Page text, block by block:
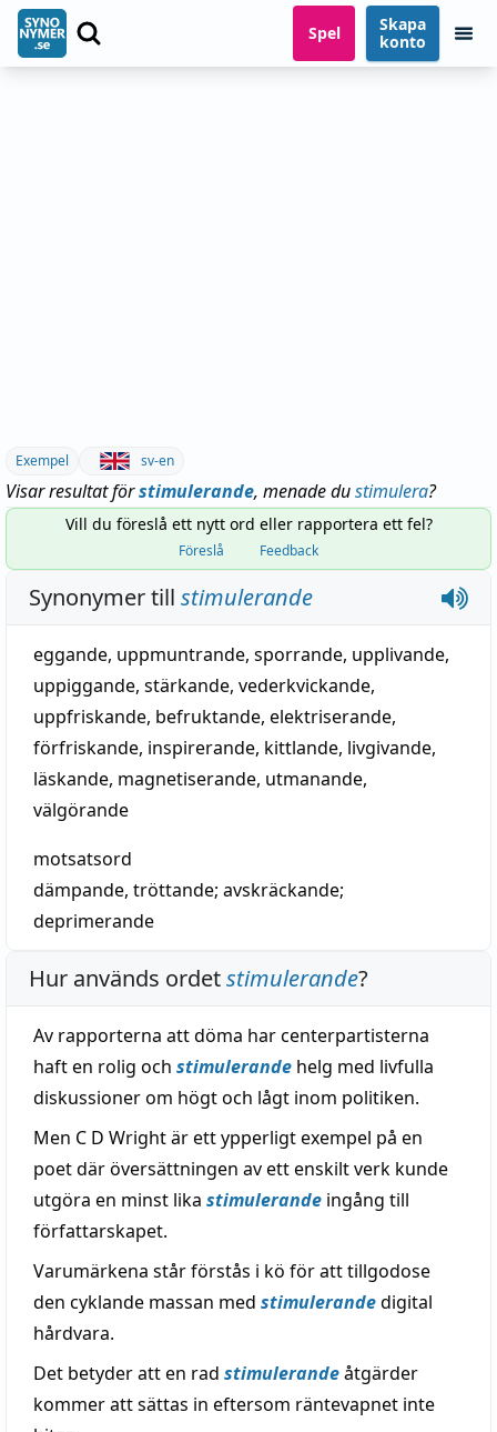
Spel
Skapa
konto
Exempel sv-en
Visar resultat förstimulerande, menade dustimulera?
Vill du föreslå ett nytt ord eller rapportera ett fel?
Föreslå Feedback
Synonymer till stimulerande
eggande, uppmuntrande, sporrande, upplivande,
uppiggande, stärkande, vederkvickande,
uppfriskande, befruktande, elektriserande,
förfriskande, inspirerande, kittlande, livgivande,
läskande, magnetiserande, utmanande,
välgörande
motsatsord
dämpande, tröttande; avskräckande;
deprimerande
Hur används ordetstimulerande?
Av rapporterna att döma har centerpartisterna
haft en rolig och stimulerande helg med livfulla
diskussioner om högt och lågt inom politiken.
Men C D Wright är ett ypperligt exempel på en
poet där översättningen av ett enskilt verk kunde
utgöra en minst lika stimulerande ingång till
författarskapet.
Varumärkena står förstås i kö för att tillgodose
den cyklande massan med stimulerandedigital
hårdvara.
Det betyder att en rad stimulerandeåtgärder
kommer att sättas in eftersom räntevapnet inte